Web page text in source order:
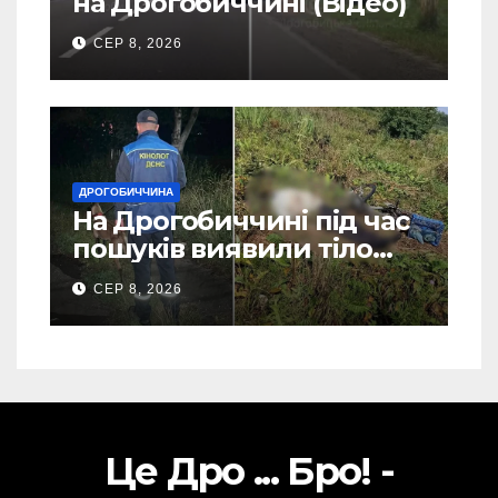
СЕР 8, 2026
ДРОГОБИЧЧИНА
На Дрогобиччині під час
пошуків виявили тіло
зниклого чоловіка (Фото)
СЕР 8, 2026
Це Дро ... Бро! -